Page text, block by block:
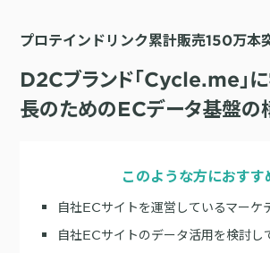
ンゲージメント向上
メールやLINE、プッシュ通知など、顧客の
ミュニケーションを実現
KARTE Blocks
化を実現
KARTE Datahub
ECサイト
金融・保険・Fintech
不動産・住宅販売
人材
AI時代の生活文脈におけるCX/UXデザイン
「ブランドの意志を宿すAI」の実装論
顧客データを活用したLINEメッセージユースケー
リソース
サポート
サポートサイト
プロテインドリンク累計販売150万本
D2Cブランド「Cycle.me」
長のためのECデータ基盤の
このような方におすす
自社ECサイトを運営しているマーケ
自社ECサイトのデータ活用を検討し